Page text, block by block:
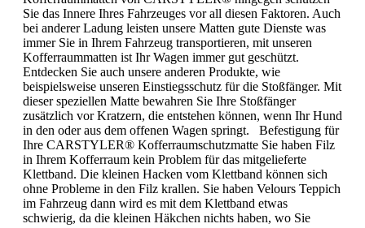
Sie das Innere Ihres Fahrzeuges vor all diesen Faktoren. Auch
bei anderer Ladung leisten unsere Matten gute Dienste was
immer Sie in Ihrem Fahrzeug transportieren, mit unseren
Kofferraummatten ist Ihr Wagen immer gut geschützt.
Entdecken Sie auch unsere anderen Produkte, wie
beispielsweise unseren Einstiegsschutz für die Stoßfänger. Mit
dieser speziellen Matte bewahren Sie Ihre Stoßfänger
zusätzlich vor Kratzern, die entstehen können, wenn Ihr Hund
in den oder aus dem offenen Wagen springt. Befestigung für
Ihre CARSTYLER® Kofferraumschutzmatte Sie haben Filz
in Ihrem Kofferraum kein Problem für das mitgelieferte
Klettband. Die kleinen Hacken vom Klettband können sich
ohne Probleme in den Filz krallen. Sie haben Velours Teppich
im Fahrzeug dann wird es mit dem Klettband etwas
schwierig, da die kleinen Häkchen nichts haben, wo Sie